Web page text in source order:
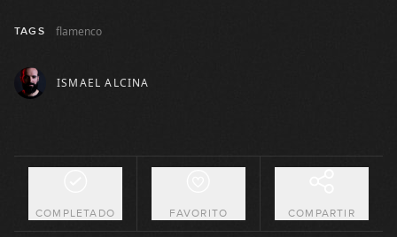
TAGS flamenco
ISMAEL ALCINA
COMPLETADO FAVORITO COMPARTIR